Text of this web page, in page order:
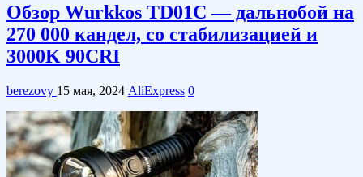
Обзор Wurkkos TD01C — дальнобой на
270 000 кандел, со стабилизацией и
3000K 90CRI
berezovy 15 мая, 2024 AliExpress 0